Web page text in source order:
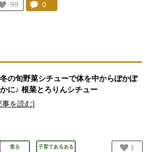
お気に入り登録：
99
人が登録
コメント：
0
冬の旬野菜シチューで体を中からぽかぽ
かに♪ 根菜とろりんシチュー
事を読む]
煮る 子育てあるある お気
1